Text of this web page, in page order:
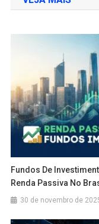
Post
Fundos De
Renda Passiva No
30 de novembro de